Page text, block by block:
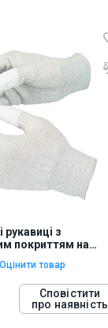
Львів
Дніпро
рукавиці з
покриттям на
Goot WG-4M
Оцінити товар
Сповістити
про наявність